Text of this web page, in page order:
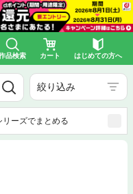
品検索 カート はじめての方へ
絞り込み
リーズでまとめる